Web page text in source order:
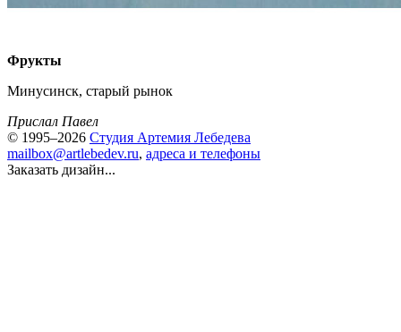
Фрукты
Минусинск, старый рынок
Прислал Павел
© 1995–2026 Студия Артемия Лебедева
mailbox@artlebedev.ru, адреса и телефоны
Заказать дизайн...